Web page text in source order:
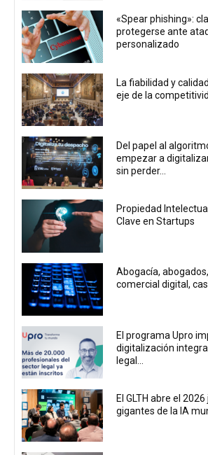
«Spear phishing»:
protegerse ante
personalizado
La fiabilidad y
eje de la
Del papel al
empezar a
sin perder...
Propiedad
Clave en Startups
Abogacía,
comercial digital,
El programa Upro
digitalización
legal...
El GLTH abre el
gigantes de la IA